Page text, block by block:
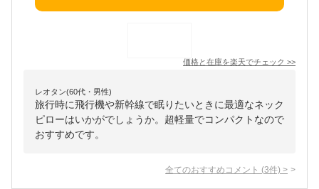
価格と在庫を楽天でチェック >>
レオタン(60代・男性)
旅行時に飛行機や新幹線で眠りたいときに最適なネック
ピローはいかがでしょうか。超軽量でコンパクトなので
おすすめです。
全てのおすすめコメント (3件) >